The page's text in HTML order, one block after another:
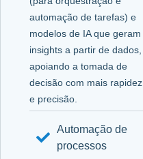
automação de tarefas) e
modelos de IA que geram
insights a partir de dados,
apoiando a tomada de
decisão com mais rapidez
e precisão.
Automação de
processos